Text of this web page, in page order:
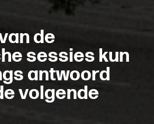
ande
he sessies kun
gsantwoord
evolgende